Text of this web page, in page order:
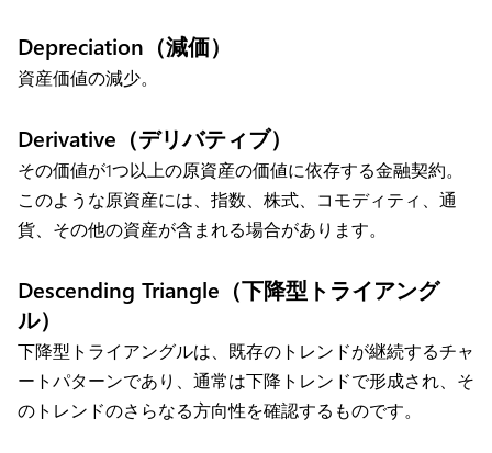
Depreciation（減価）
資産価値の減少。
Derivative（デリバティブ）
その価値が1つ以上の原資産の価値に依存する金融契約。
このような原資産には、指数、株式、コモディティ、通
貨、その他の資産が含まれる場合があります。
Descending Triangle（下降型トライアング
ル）
下降型トライアングルは、既存のトレンドが継続するチャ
ートパターンであり、通常は下降トレンドで形成され、そ
のトレンドのさらなる方向性を確認するものです。